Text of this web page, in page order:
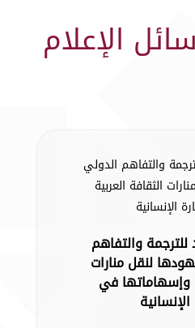
الإعلام
والتفاهم
لنقل منارات
وإسهاماتها في